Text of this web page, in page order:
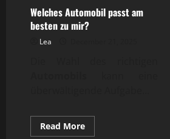
Welches Automobil passt am
besten zu mir?
Lea
Read MoreRead
more